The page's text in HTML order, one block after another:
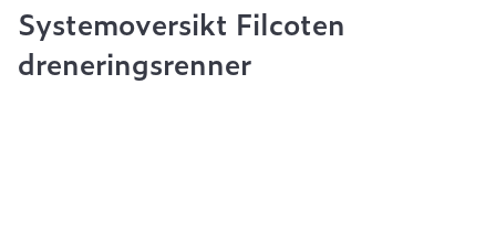
Systemoversikt Filcoten
dreneringsrenner